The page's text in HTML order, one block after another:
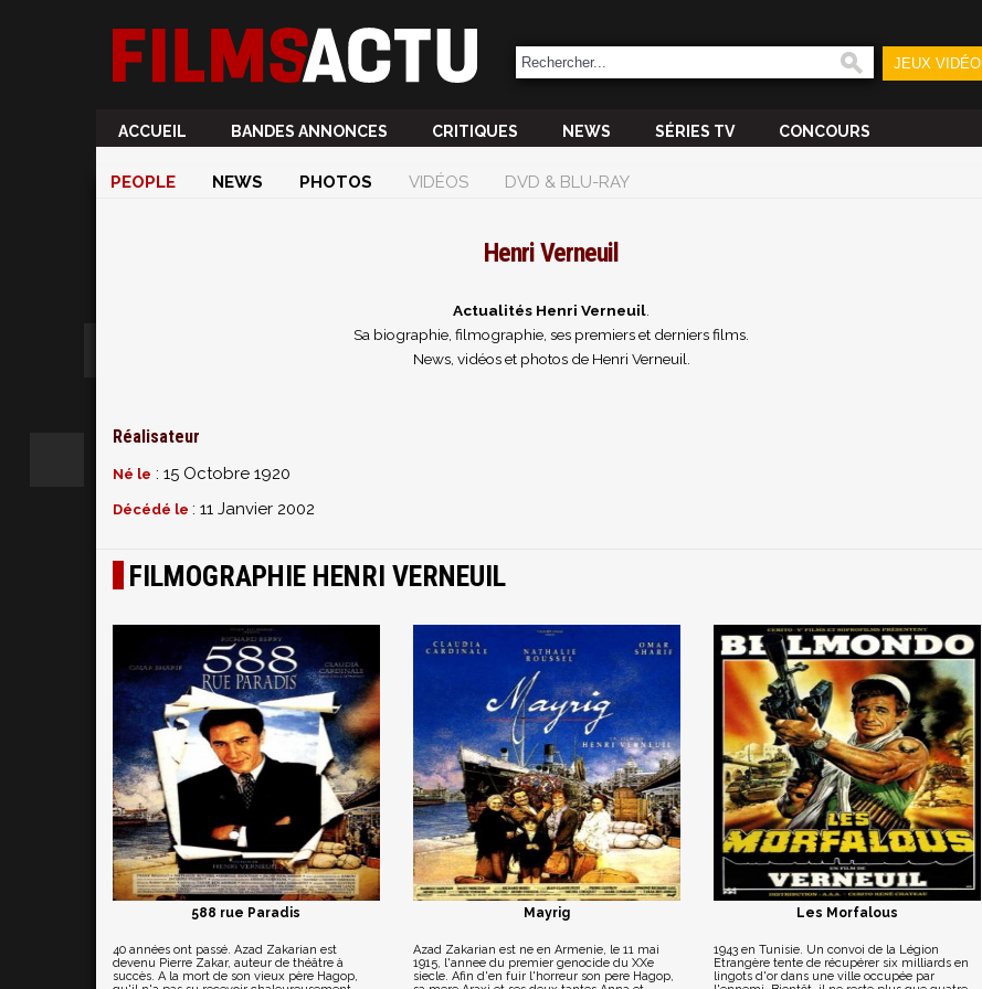
JEUX VIDÉO
ACCUEIL BANDES ANNONCES CRITIQUES NEWS SÉRIES TV CONCOURS
PEOPLE NEWS PHOTOS VIDÉOS DVD & BLU-RAY
Henri Verneuil
Actualités Henri Verneuil
Sa biographie, filmographie, ses premiers et derniers films.
News, vidéos et photos de Henri Verneuil.
Réalisateur
Né le : 15 Octobre 1920
Décédé le : 11 Janvier 2002
FILMOGRAPHIE HENRI VERNEUIL
588 rue Paradis
40 années ont passé. Azad Zakarian est
devenu Pierre Zakar, auteur de théâtre à
succès. A la mort de son vieux père Hagop,
Mayrig
Azad Zakarian est ne en Armenie, le 11 mai
1915, l'annee du premier genocide du XXe
siecle. Afin d'en fuir l'horreur son pere Hagop,
Les Morfalous
1943 en Tunisie. Un convoi de la Légion
Etrangère tente de récupérer six milliards en
lingots d'or dans une ville occupée par